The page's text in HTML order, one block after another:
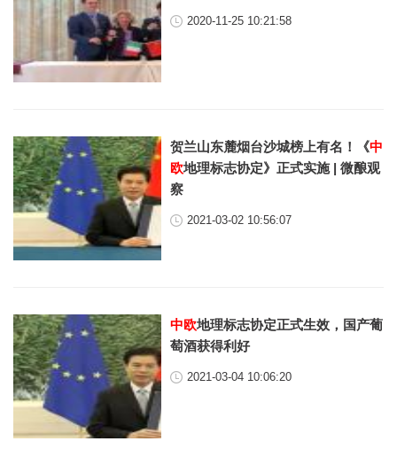
2020-11-25 10:21:58
贺兰山东麓烟台沙城榜上有名！《中
欧地理标志协定》正式实施 | 微酿观
察
2021-03-02 10:56:07
中欧地理标志协定正式生效，国产葡
萄酒获得利好
2021-03-04 10:06:20